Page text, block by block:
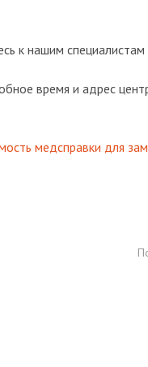
к нашим
время и адрес
медсправки для